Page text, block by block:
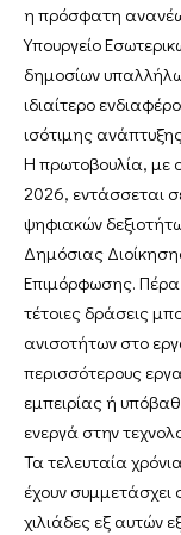
η πρόσφατη
Υπουργείο
δημοσίων
ιδιαίτερο
ισότιμης
Η πρωτοβουλία, με
2026, εντάσσεται
ψηφιακών
Δημόσιας
Επιμόρφωσης.
τέτοιες δράσεις
ανισοτήτων στο
περισσότερους
εμπειρίας ή
ενεργά στην
Τα τελευταία
έχουν
χιλιάδες εξ αυτών